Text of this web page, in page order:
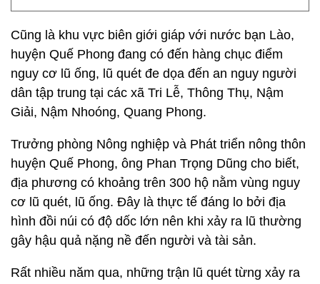
Cũng là khu vực biên giới giáp với nước bạn Lào,
huyện Quế Phong đang có đến hàng chục điểm
nguy cơ lũ ống, lũ quét đe dọa đến an nguy người
dân tập trung tại các xã Tri Lễ, Thông Thụ, Nậm
Giải, Nậm Nhoóng, Quang Phong.
Trưởng phòng Nông nghiệp và Phát triển nông thôn
huyện Quế Phong, ông Phan Trọng Dũng cho biết,
địa phương có khoảng trên 300 hộ nằm vùng nguy
cơ lũ quét, lũ ống. Đây là thực tế đáng lo bởi địa
hình đồi núi có độ dốc lớn nên khi xảy ra lũ thường
gây hậu quả nặng nề đến người và tài sản.
Rất nhiều năm qua, những trận lũ quét từng xảy ra